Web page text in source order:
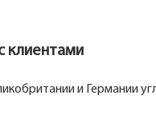
клиентами
и Германии